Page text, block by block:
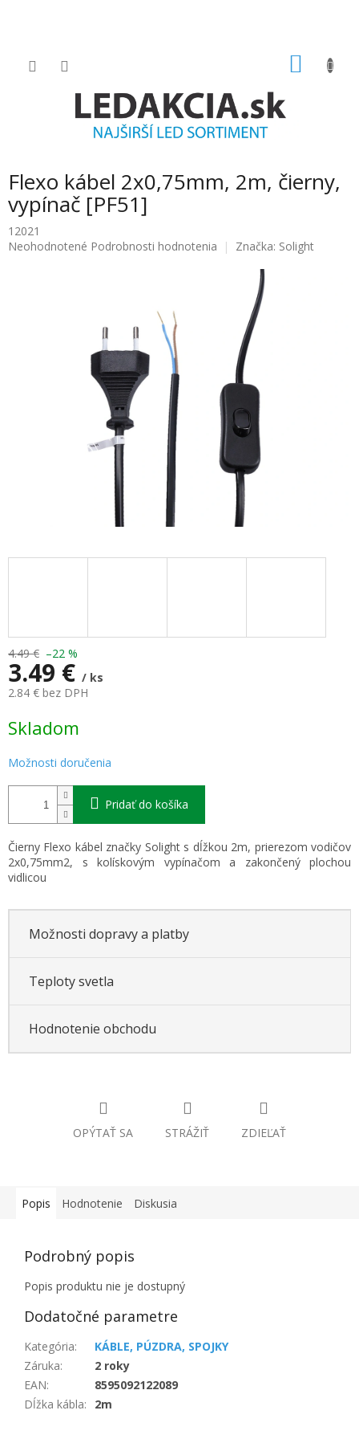
Flexo kábel 2x0,75mm, 2m, čierny,
vypínač [PF51]
12021
Priemerné
Neohodnotené Podrobnosti hodnotenia Značka: Solight
4.49 € –22 %
3.49 € / ks
2.84 € bez DPH
cena:
Skladom
Možnosti doručenia
Pridať do košíka
Čierny Flexo kábel značky Solight s dĺžkou 2m, prierezom vodičov
2x0,75mm2, s kolískovým vypínačom a zakončený plochou
vidlicou
Možnosti dopravy a platby
Teploty svetla
Hodnotenie obchodu
OPÝTAŤ SA STRÁŽIŤ ZDIEĽAŤ
Popis Hodnotenie Diskusia
Podrobný popis
Popis produktu nie je dostupný
Dodatočné parametre
Kategória:
KÁBLE, PÚZDRA, SPOJKY
Záruka:
2 roky
EAN:
8595092122089
Dĺžka kábla: 2m